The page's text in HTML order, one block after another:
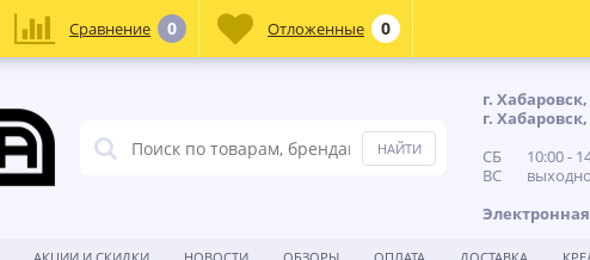
г.
г.
СБ 10:00 -
ВС
Сравнение 0 Отложенные 0